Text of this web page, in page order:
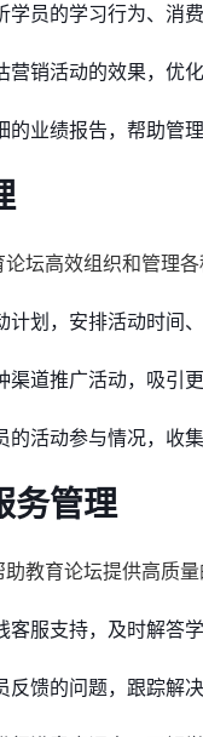
学员的学习行为、消
营销活动的效果，优化
的业绩报告，帮助管
坛高效组织和管理各
计划，安排活动时间
渠道推广活动，吸引
的活动参与情况，收
务管理
教育论坛提供高质
客服支持，及时解答学
反馈的问题，跟踪解